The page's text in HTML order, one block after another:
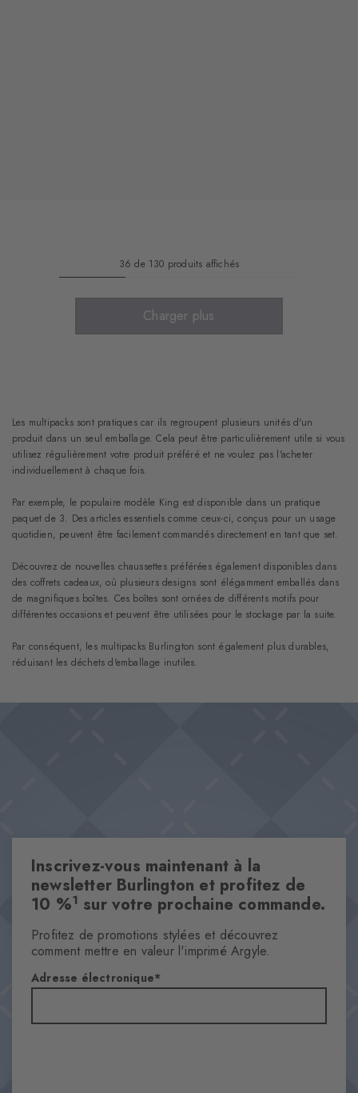
36 de 130 produits affichés
Charger plus
Les multipacks sont pratiques car ils regroupent plusieurs unités d'un
produit dans un seul emballage. Cela peut être particulièrement utile si vous
utilisez régulièrement votre produit préféré et ne voulez pas l'acheter
individuellement à chaque fois.
Par exemple, le populaire modèle King est disponible dans un pratique
paquet de 3. Des articles essentiels comme ceux-ci, conçus pour un usage
quotidien, peuvent être facilement commandés directement en tant que set.
Découvrez de nouvelles chaussettes préférées également disponibles dans
des coffrets cadeaux, où plusieurs designs sont élégamment emballés dans
de magnifiques boîtes. Ces boîtes sont ornées de différents motifs pour
différentes occasions et peuvent être utilisées pour le stockage par la suite.
Par conséquent, les multipacks Burlington sont également plus durables,
réduisant les déchets d'emballage inutiles.
Inscrivez-vous maintenant à la
newsletter Burlington et profitez de
10 %1 sur votre prochaine commande.
Profitez de promotions stylées et découvrez
comment mettre en valeur l'imprimé Argyle.
Adresse électronique